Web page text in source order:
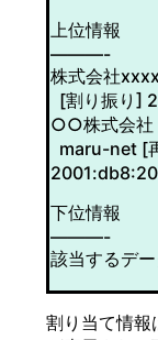
上位情報
———-
株式会社
[割り振り]
○○株式会社
maru-net [
下位情報
———-
該当するデー
割り当て情